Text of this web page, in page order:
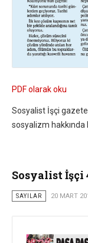
PDF olarak oku
Sosyalist İşçi
sosyalizm hakkında
Sosyalist İşçi
SAYILAR 20 MART